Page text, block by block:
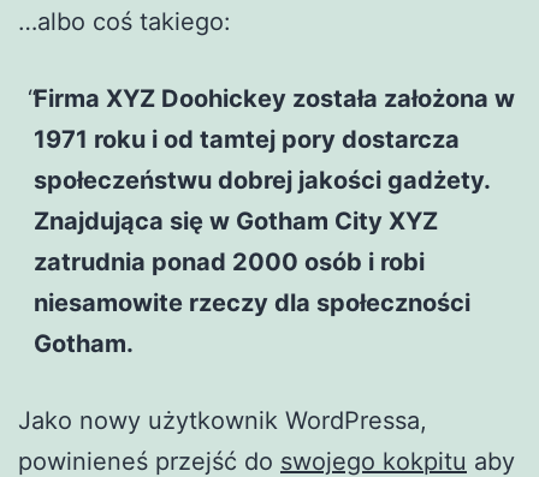
…albo coś takiego:
Firma XYZ Doohickey została założona w
1971 roku i od tamtej pory dostarcza
społeczeństwu dobrej jakości gadżety.
Znajdująca się w Gotham City XYZ
zatrudnia ponad 2000 osób i robi
niesamowite rzeczy dla społeczności
Gotham.
Jako nowy użytkownik WordPressa,
powinieneś przejść do swojego kokpitu aby